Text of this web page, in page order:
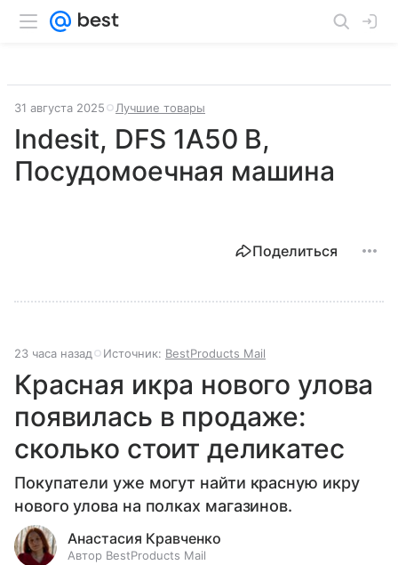
31 августа 2025 Лучшие товары
Indesit, DFS 1A50 B,
Посудомоечная машина
Поделиться
23 часа назад Источник: BestProducts Mail
Красная икра нового улова
появилась в продаже:
сколько стоит деликатес
Покупатели уже могут найти красную икру
нового улова на полках магазинов.
Анастасия Кравченко
Автор BestProducts Mail